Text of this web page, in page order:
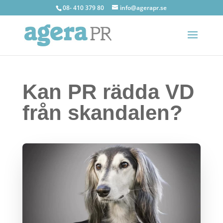
08- 410 379 80 info@agerapr.se
Kan PR rädda VD
från skandalen?